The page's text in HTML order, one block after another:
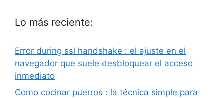
Lo más reciente:
Error during ssl handshake : el ajuste en el
navegador que suele desbloquear el acceso
inmediato
Como cocinar puerros : la técnica simple para